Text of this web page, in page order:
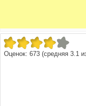
Оценок: 673 (средняя 3.1